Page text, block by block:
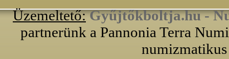
Üzemeltető: Gyűjtőkboltja.hu -
partnerünk a Pannonia Terra
numizmatikus